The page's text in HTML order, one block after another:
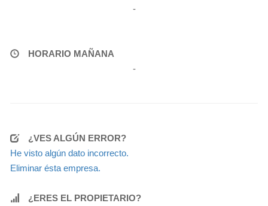
-
HORARIO MAÑANA
-
¿VES ALGÚN ERROR?
He visto algún dato incorrecto.
Eliminar ésta empresa.
¿ERES EL PROPIETARIO?